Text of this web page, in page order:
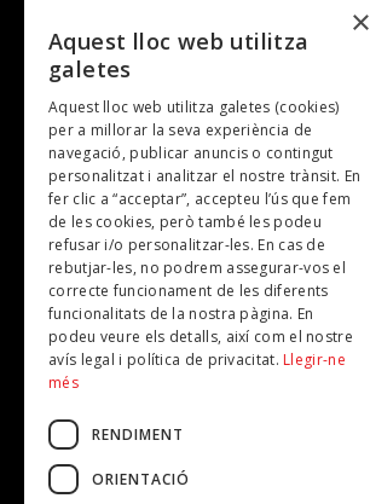
Entrevistes
Gastronomia
TV
Plans per fer
Revistes
SUBSCRIU-TE A LA NOSTRA NEWSLETTER!
Correu electrònic*
Accepto lapolítica de privacitat
×
Aquest lloc web utilitza
galetes
Aquest lloc web utilitza galetes (cookies)
per a millorar la seva experiència de
navegació, publicar anuncis o contingut
personalitzat i analitzar el nostre trànsit. En
fer clic a “acceptar”, accepteu l’ús que fem
de les cookies, però també les podeu
refusar i/o personalitzar-les. En cas de
rebutjar-les, no podrem assegurar-vos el
correcte funcionament de les diferents
funcionalitats de la nostra pàgina. En
podeu veure els detalls, així com el nostre
avís legal i política de privacitat. Llegir-ne
més
RENDIMENT
ORIENTACIÓ